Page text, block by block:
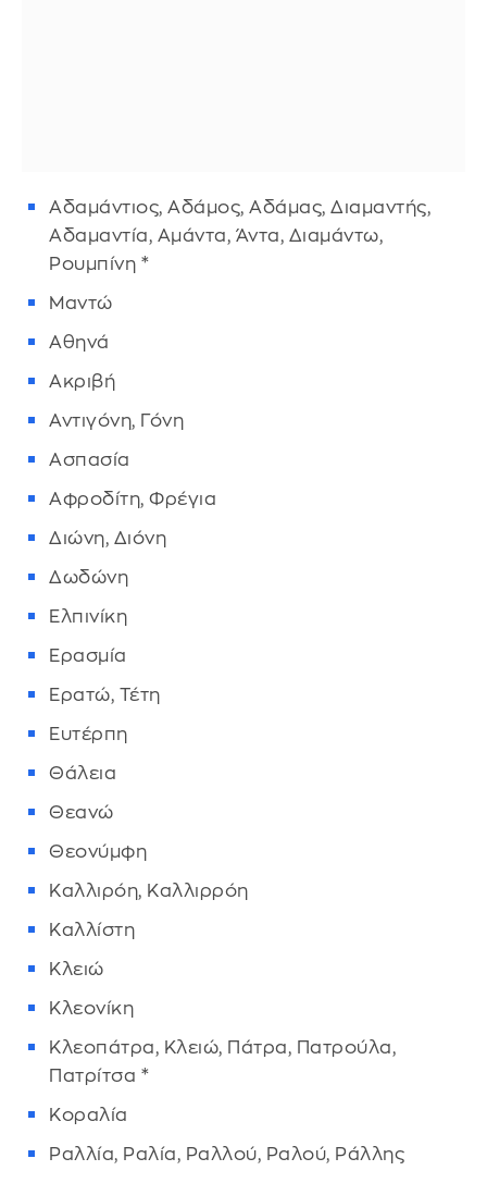
Αδαμάντιος, Αδάμος, Αδάμας, Διαμαντής,
Αδαμαντία, Αμάντα, Άντα, Διαμάντω,
Ρουμπίνη *
Μαντώ
Αθηνά
Ακριβή
Αντιγόνη, Γόνη
Ασπασία
Αφροδίτη, Φρέγια
Διώνη, Διόνη
Δωδώνη
Ελπινίκη
Ερασμία
Ερατώ, Τέτη
Ευτέρπη
Θάλεια
Θεανώ
Θεονύμφη
Καλλιρόη, Καλλιρρόη
Καλλίστη
Κλειώ
Κλεονίκη
Κλεοπάτρα, Κλειώ, Πάτρα, Πατρούλα,
Πατρίτσα *
Κοραλία
Ραλλία, Ραλία, Ραλλού, Ραλού, Ράλλης